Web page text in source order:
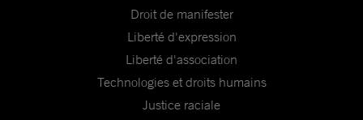
Droit de manifester
Liberté d'expression
Liberté d'association
Technologies et droits humains
Justice raciale